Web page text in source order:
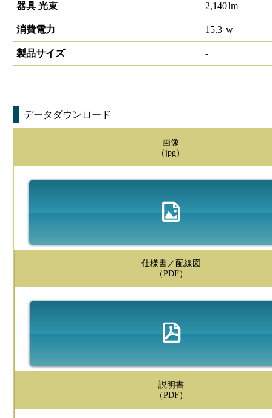
器具 光束 2,140lm
消費電力 15.3 w
製品サイズ -
データダウンロード
画像
（jpg）
仕様書／配線図
（PDF）
説明書
（PDF）